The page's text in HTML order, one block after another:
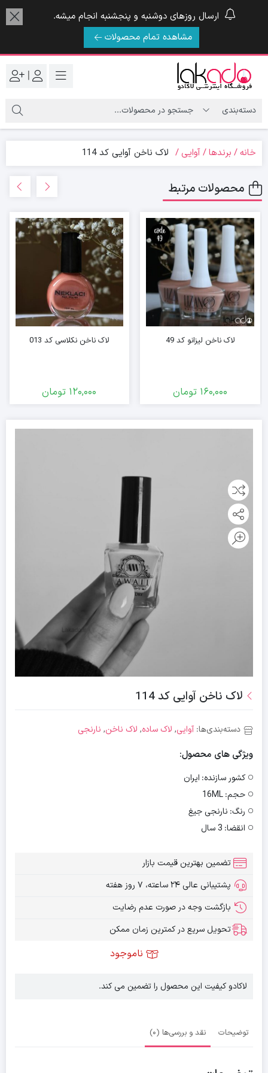
ارسال روزهای دوشنبه و پنجشنبه انجام میشه.
مشاهده تمام محصولات
|
خانه برندها آوایی لاک ناخن آوایی کد 114
محصولات مرتبط
لاک ناخن لیزانو کد 49
160,000 تومان
لاک ناخن نکلاسی کد 013
120,000 تومان
لاک ناخن آوایی کد 114
دسته‌بندی‌ها: آوایی, لاک ساده, لاک ناخن, نارنجی
ویژگی های محصول:
کشور سازنده: ایران
حجم:16ML
رنگ: نارنجی جیغ
انقضا: 3 سال
تضمین بهترین قیمت بازار
پشتیبانی عالی ۲۴ ساعته، ۷ روز هفته
بازگشت وجه در صورت عدم رضایت
تحویل سریع در کمترین زمان ممکن
ناموجود
لاکادو کیفیت این محصول را تضمین می کند.
توضیحات نقد و بررسی‌ها (0)